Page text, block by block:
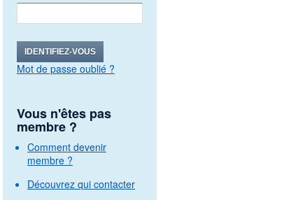
IDENTIFIEZ-VOUS
Mot de passe oublié ?
Vous n'êtes pas
membre ?
Comment devenir
membre ?
Découvrez qui contacter